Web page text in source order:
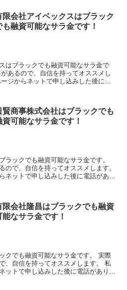
限会社アイベックスはブラック
も融資可能なサラ金です！
はブラックでも融資可能なサラ金で
あるので、自信を持ってオススメし
ジからネットで申し込みした後に電
賢商事株式会社はブラックでも
資可能なサラ金です！
ラックでも融資可能なサラ金です。
ので、自信を持ってオススメします。
ネットで申し込みした後に電話があ
限会社隆昌はブラックでも融資
能なサラ金です！
クでも融資可能なサラ金です。 実際
、自信を持ってオススメします。 私
ットで申し込みした後に電話があり、